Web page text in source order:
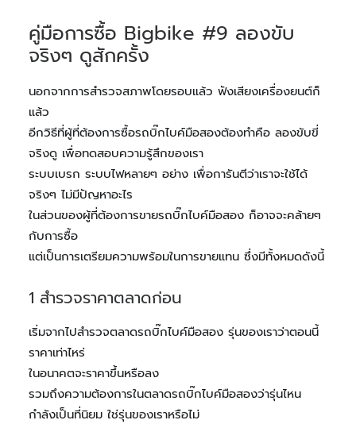
คู่มือการซื้อ Bigbike #9 ลองขับ
จริงๆ ดูสักครั้ง
นอกจากการสำรวจสภาพโดยรอบแล้ว ฟังเสียงเครื่องยนต์ก็
แล้ว
อีกวิธีที่ผู้ที่ต้องการซื้อรถบิ๊กไบค์มือสองต้องทำคือ ลองขับขี่
จริงดู เพื่อทดสอบความรู้สึกของเรา
ระบบเบรก ระบบไฟหลายๆ อย่าง เพื่อการันตีว่าเราจะใช้ได้
จริงๆ ไม่มีปัญหาอะไร
ในส่วนของผู้ที่ต้องการขายรถบิ๊กไบค์มือสอง ก็อาจจะคล้ายๆ
กับการซื้อ
แต่เป็นการเตรียมความพร้อมในการขายแทน ซึ่งมีทั้งหมดดังนี้
1 สำรวจราคาตลาดก่อน
เริ่มจากไปสำรวจตลาดรถบิ๊กไบค์มือสอง รุ่นของเราว่าตอนนี้
ราคาเท่าไหร่
ในอนาคตจะราคาขึ้นหรือลง
รวมถึงความต้องการในตลาดรถบิ๊กไบค์มือสองว่ารุ่นไหน
กำลังเป็นที่นิยม ใช่รุ่นของเราหรือไม่